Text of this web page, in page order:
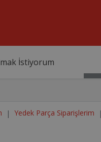
İstiyorum
Yedek Parça Siparişlerim